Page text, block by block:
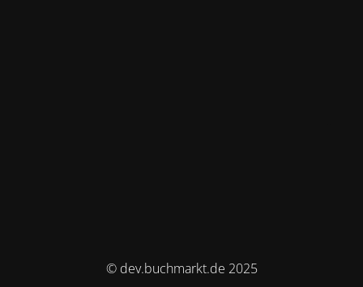
© dev.buchmarkt.de 2025